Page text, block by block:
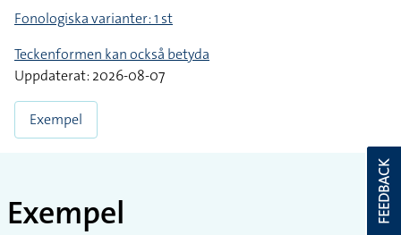
Fonologiska varianter: 1 st
Teckenformen kan också betyda
Uppdaterat: 2026-08-07
Exempel
Exempel FEEDBACK